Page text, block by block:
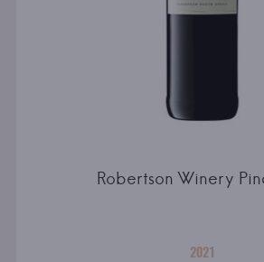
Robertson Winery
2021